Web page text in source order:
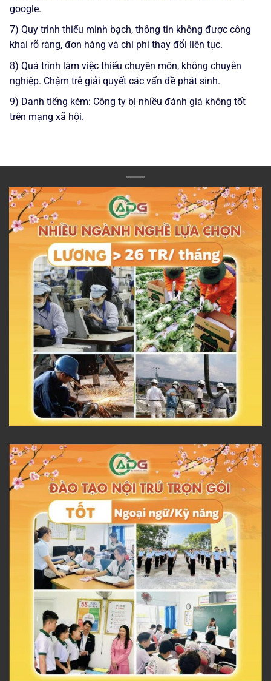
google.
7) Quy trình thiếu minh bạch, thông tin không được công
khai rõ ràng, đơn hàng và chi phí thay đổi liên tục.
8) Quá trình làm việc thiếu chuyên môn, không chuyên
nghiệp. Chậm trễ giải quyết các vấn đề phát sinh.
9) Danh tiếng kém: Công ty bị nhiều đánh giá không tốt
trên mạng xã hội.